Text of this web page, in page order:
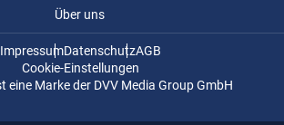
Über uns
ImpressumDatenschutzAGB
Cookie-Einstellungen
eine Marke der DVV Media Group GmbH